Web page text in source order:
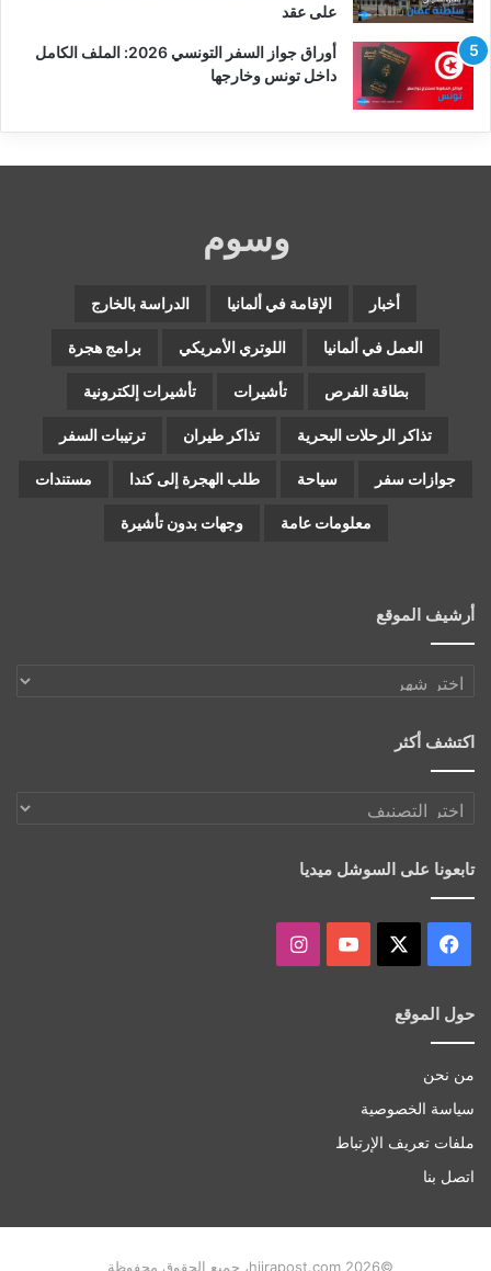
على عقد
أوراق جواز السفر التونسي 2026: الملف الكامل
داخل تونس وخارجها
وسوم
أخبار الإقامة في ألمانيا الدراسة بالخارج
العمل في ألمانيا اللوتري الأمريكي برامج هجرة
بطاقة الفرص تأشيرات تأشيرات إلكترونية
تذاكر الرحلات البحرية تذاكر طيران ترتيبات السفر
جوازات سفر سياحة طلب الهجرة إلى كندا مستندات
معلومات عامة وجهات بدون تأشيرة
أرشيف الموقع
أرشيف
الموقع
اكتشف أكثر
اكتشف
تابعونا على السوشل ميديا
فيسبوك ‫YouTubeانستقرام
حول الموقع
من نحن
سياسة الخصوصية
ملفات تعريف الإرتباط
اتصل بنا
©hijrapost.com 2026، جميع الحقوق محفوظة